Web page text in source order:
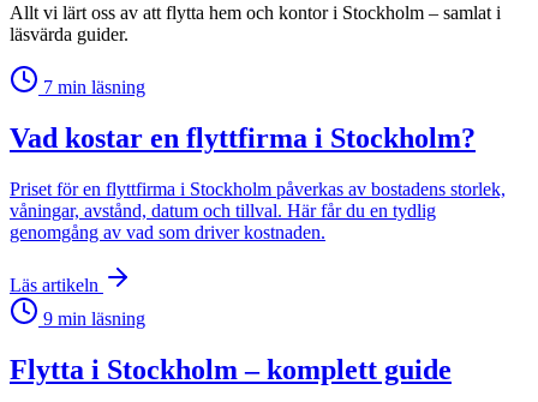
Allt vi lärt oss av att flytta hem och kontor i Stockholm – samlat i
läsvärda guider.
7 min läsning
Vad kostar en flyttfirma i Stockholm?
Priset för en flyttfirma i Stockholm påverkas av bostadens storlek,
våningar, avstånd, datum och tillval. Här får du en tydlig
genomgång av vad som driver kostnaden.
Läs artikeln
9 min läsning
Flytta i Stockholm – komplett guide